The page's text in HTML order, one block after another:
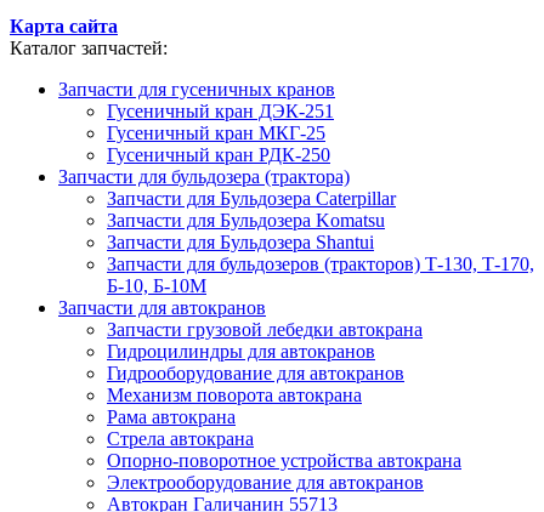
Карта сайта
Каталог запчастей:
Запчасти для гусеничных кранов
Гусеничный кран ДЭК-251
Гусеничный кран МКГ-25
Гусеничный кран РДК-250
Запчасти для бульдозера (трактора)
Запчасти для Бульдозера Caterpillar
Запчасти для Бульдозера Komatsu
Запчасти для Бульдозера Shantui
Запчасти для бульдозеров (тракторов) Т-130, Т-170,
Б-10, Б-10М
Запчасти для автокранов
Запчасти грузовой лебедки автокрана
Гидроцилиндры для автокранов
Гидрооборудование для автокранов
Механизм поворота автокрана
Рама автокрана
Стрела автокрана
Опорно-поворотное устройства автокрана
Электрооборудование для автокранов
Автокран Галичанин 55713